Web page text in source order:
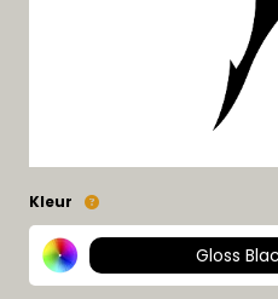
Kleur
Gloss